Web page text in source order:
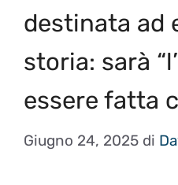
destinata ad
storia: sarà
essere fatta
Giugno 24, 2025 di